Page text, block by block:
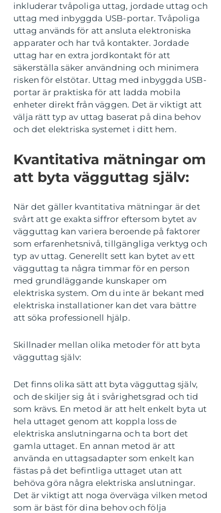
inkluderar tvåpoliga uttag, jordade uttag och
uttag med inbyggda USB-portar. Tvåpoliga
uttag används för att ansluta elektroniska
apparater och har två kontakter. Jordade
uttag har en extra jordkontakt för att
säkerställa säker användning och minimera
risken för elstötar. Uttag med inbyggda USB-
portar är praktiska för att ladda mobila
enheter direkt från väggen. Det är viktigt att
välja rätt typ av uttag baserat på dina behov
och det elektriska systemet i ditt hem.
Kvantitativa mätningar om
att byta vägguttag själv:
När det gäller kvantitativa mätningar är det
svårt att ge exakta siffror eftersom bytet av
vägguttag kan variera beroende på faktorer
som erfarenhetsnivå, tillgängliga verktyg och
typ av uttag. Generellt sett kan bytet av ett
vägguttag ta några timmar för en person
med grundläggande kunskaper om
elektriska system. Om du inte är bekant med
elektriska installationer kan det vara bättre
att söka professionell hjälp.
Skillnader mellan olika metoder för att byta
vägguttag själv:
Det finns olika sätt att byta vägguttag själv,
och de skiljer sig åt i svårighetsgrad och tid
som krävs. En metod är att helt enkelt byta ut
hela uttaget genom att koppla loss de
elektriska anslutningarna och ta bort det
gamla uttaget. En annan metod är att
använda en uttagsadapter som enkelt kan
fästas på det befintliga uttaget utan att
behöva göra några elektriska anslutningar.
Det är viktigt att noga överväga vilken metod
som är bäst för dina behov och följa